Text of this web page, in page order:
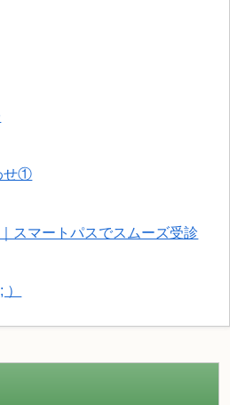
せ①
スマートパスでスムーズ受診